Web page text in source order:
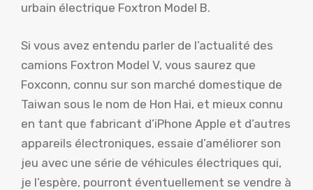
urbain électrique Foxtron Model B.
Si vous avez entendu parler de l’actualité des
camions Foxtron Model V, vous saurez que
Foxconn, connu sur son marché domestique de
Taiwan sous le nom de Hon Hai, et mieux connu
en tant que fabricant d’iPhone Apple et d’autres
appareils électroniques, essaie d’améliorer son
jeu avec une série de véhicules électriques qui,
je l’espère, pourront éventuellement se vendre à